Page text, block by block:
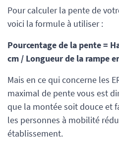
Pour calculer la pente de
voici la formule à utiliser :
Pourcentage de la pente =
cm / Longueur de la rampe
Mais en ce qui concerne les
maximal de pente vous est
que la montée soit douce et
les personnes à mobilité
établissement.